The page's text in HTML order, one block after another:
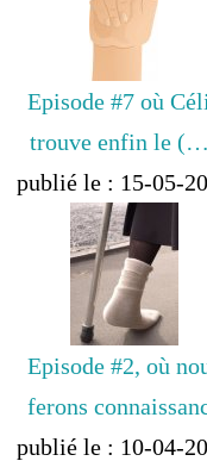
Episode #7 où
trouve enfin le
publié le : 15-05-
Episode #2, où
ferons
publié le : 10-04-